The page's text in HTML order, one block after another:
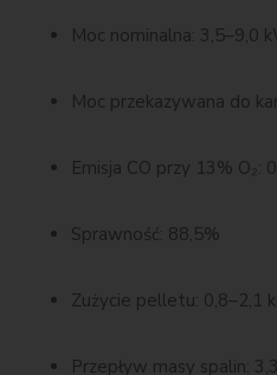
Moc nominalna: 3,5–9,0
Moc przekazywana do
Emisja CO przy 13% O₂:
Sprawność: 88,5%
Zużycie pelletu: 0,8–2,1
Przepływ masy spalin: